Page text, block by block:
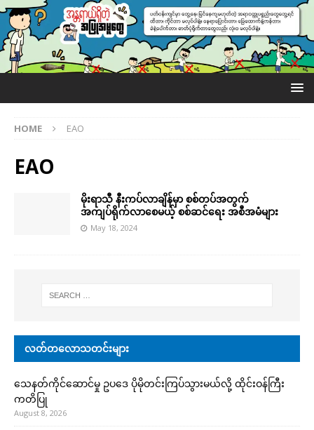
HOME EAO
EAO
မိုးရာသီ နီးကပ်လာချိန်မှာ စစ်တပ်အတွက်
အကျပ်ရိုက်လာစေမယ့် စစ်ဆင်ရေး အစီအမံများ
May 18, 2024
လတ်တလောသတင်းများ
သေနတ်ကိုင်ဆောင်မှု ဥပဒေ ပိုမိုတင်းကြပ်သွားမယ်လို့ ထိုင်းဝန်ကြီး
ကတိပြု
August 8, 2026